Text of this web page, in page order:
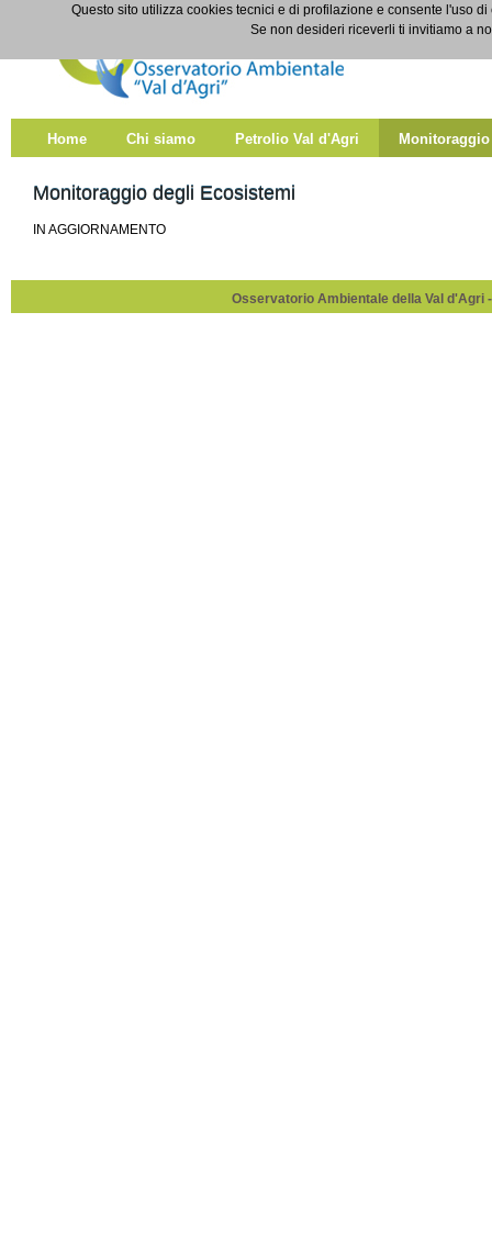
Salta al contenuto
Monitoraggio degli ecosistemi
Home Chi siamo Petrolio Val d'Agri Monitoraggio
Monitoraggio degli Ecosistemi
IN AGGIORNAMENTO
Osservatorio Ambientale della Val d'Agri
Questo sito utilizza cookies tecnici e di profilazione e consente l'uso
Se non desideri riceverli ti invitiamo a